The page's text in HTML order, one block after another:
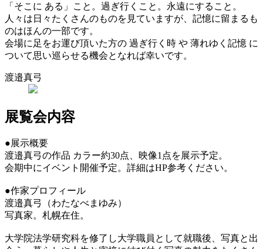
「そこに ある」こと。過ぎ行くこと。永遠にすること。
人々は日々たくさんのものを見ていますが、記憶に留まるも
のはほんの一部です。
会場に足をお運び頂いた方の 過ぎ行く時 や 薄れゆく記憶 に
ついて思い巡らせる機会となれば幸いです。
渡邉真弓
展覧会内容
●展示概要
渡邉真弓の作品 カラー約30点、映像1点を展示予定。
会期中にイベント開催予定。詳細はHP参考ください。
●作家プロフィール
渡邉真弓（わたなべまゆみ）
写真家。札幌在住。
大学院法学研究科を修了し大学職員として就職後、写真と出